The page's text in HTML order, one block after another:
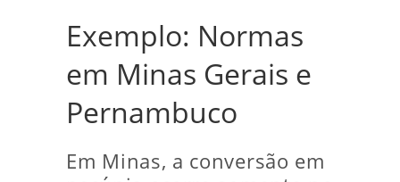
Exemplo: Normas
em Minas Gerais e
Pernambuco
Em Minas, a conversão em